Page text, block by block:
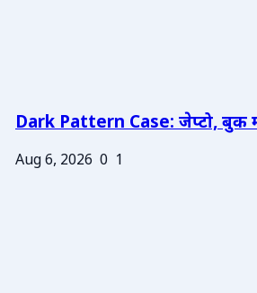
Dark Pattern Case: जेप्टो, बुक
Aug 6, 2026 0 1